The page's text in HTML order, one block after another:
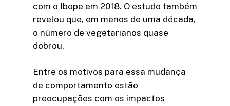
com o Ibope em 2018. O estudo também
revelou que, em menos de uma década,
o número de vegetarianos quase
dobrou.
Entre os motivos para essa mudança
de comportamento estão
preocupações com os impactos